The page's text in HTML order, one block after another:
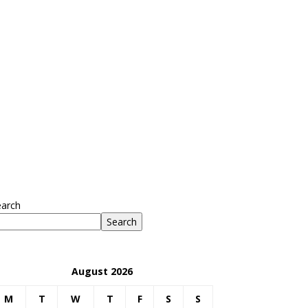
Search
August 2026
M T W T F S S